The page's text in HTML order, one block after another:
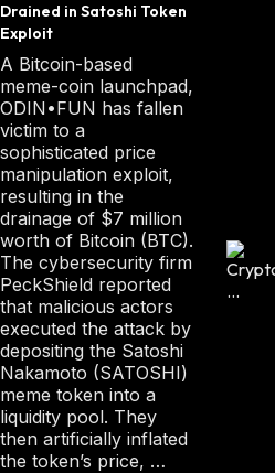
Drained in Satoshi Token
Exploit
A Bitcoin-based
meme-coin launchpad,
ODIN•FUN has fallen
victim to a
sophisticated price
manipulation exploit,
resulting in the
drainage of $7 million
worth of Bitcoin (BTC).
The cybersecurity firm
PeckShield reported
that malicious actors
executed the attack by
depositing the Satoshi
Nakamoto (SATOSHI)
meme token into a
liquidity pool. They
then artificially inflated
the token’s price, …